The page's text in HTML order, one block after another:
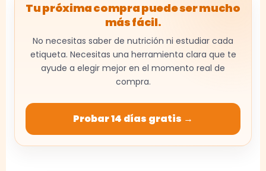
Tu próxima compra puede ser mucho
más fácil.
No necesitas saber de nutrición ni estudiar cada
etiqueta. Necesitas una herramienta clara que te
ayude a elegir mejor en el momento real de
compra.
Probar 14 días gratis →